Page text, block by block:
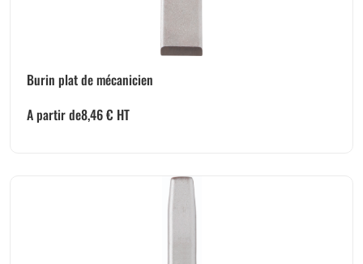
Burin plat de mécanicien
A partir de8,46€ HT